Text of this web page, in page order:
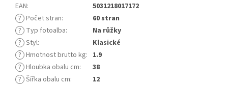
EAN:
5031218017172
? Počet stran:
60 stran
? Typ fotoalba:
Na růžky
? Styl:
Klasické
? Hmotnost brutto kg: 1.9
? Hloubka obalu cm:
38
? Šířka obalu cm:
12